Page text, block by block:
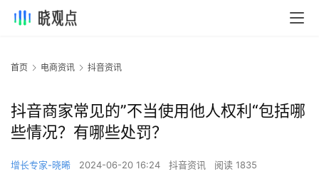
首页 电商资讯 抖音资讯
抖音商家常见的”不当使用他人权利“包括哪
些情况？有哪些处罚？
增长专家-晓晞 2024-06-20 16:24 抖音资讯 阅读 1835